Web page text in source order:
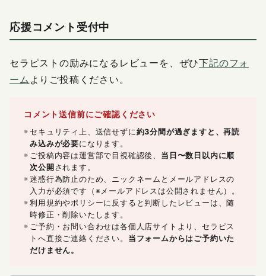
応援コメント受付中
セラピストの励みになるレビューを、ぜひ下記のフォ
ーム よりご投稿ください。
コメント送信前にご確認ください
セキュリティ上、送信せずに 約3分間が過ぎますと、再読
み込みが必要になります。
ご投稿内容は運営部で目視確認後、 当日〜数日以内に順
次公開されます。
迷惑行為防止のため、ニックネームとメールアドレスの
入力が必須です（※メールアドレスは公開されません）。
利用規約やポリシーに反すると判断したレビューは、随
時修正・削除いたします。
ご予約・お問い合わせは各個人店サイトより、セラピス
トへ直接ご連絡ください。 当フォームからはご予約いた
だけません。